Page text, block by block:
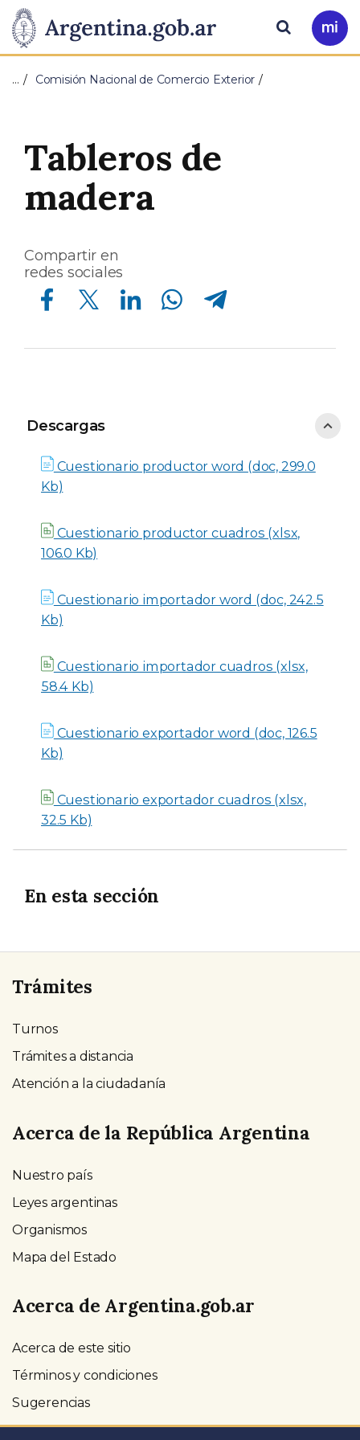
Presidencia
de
Nación
Pasar al contenido principal
Ir
a
Buscar
… Comisión Nacional de Comercio Exterior
Tableros de
madera
Compartir en
redes sociales
Compartir en Facebook Compartir en Twitter Compartir en Linkedin Compartir en Whatsapp Compartir en Telegram
Descargas
Descargas
Cuestionario productor word (doc, 299.0
Kb)
Cuestionario productor cuadros (xlsx,
106.0 Kb)
Cuestionario importador word (doc, 242.5
Kb)
Cuestionario importador cuadros (xlsx,
58.4 Kb)
Cuestionario exportador word (doc, 126.5
Kb)
Cuestionario exportador cuadros (xlsx,
32.5 Kb)
En esta sección
Trámites
Turnos
Trámites a distancia
Atención a la ciudadanía
Acerca de la República Argentina
Nuestro país
Leyes argentinas
Organismos
Mapa del Estado
Acerca de Argentina.gob.ar
Acerca de este sitio
Términos y condiciones
Sugerencias